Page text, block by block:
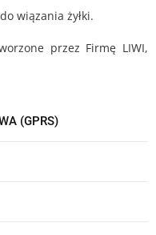
wiązania żyłki.
przez Firmę LIWI,
(GPRS)